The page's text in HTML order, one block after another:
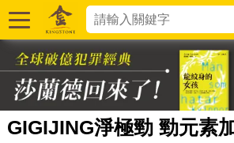
GIGIJING淨極勁 勁元素